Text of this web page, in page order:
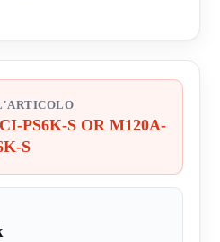
PS6K-S OR M120A-
S